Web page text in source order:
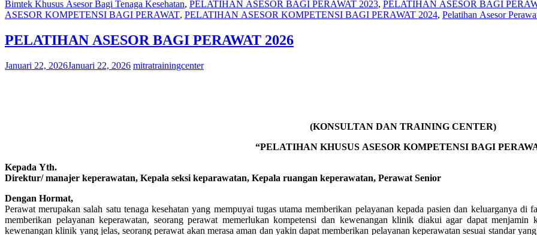
Bimtek Khusus Asesor Bagi Tenaga Kesehatan, PELATIHAN ASESOR BAGI PERAWAT 2023, PELATIHAN ASESOR BAGI
ASESOR KOMPETENSI BAGI PERAWAT, PELATIHAN ASESOR KOMPETENSI BAGI PERAWAT 2024, Pelatihan Asesor
PELATIHAN ASESOR BAGI PERAWAT 2026
Januari 22, 2026Januari 22, 2026 mitratrainingcenter
(KONSULTAN DAN TRAINING CENTER)
“PELATIHAN KHUSUS ASESOR KOMPETENSI BAGI
Kepada Yth.
Direktur/ manajer keperawatan, Kepala seksi keparawatan, Kepala ruangan keperawatan, Perawat Senior
Dengan Hormat,
Perawat merupakan salah satu tenaga kesehatan yang mempuyai tugas utama memberikan pelayanan kepada pasien dan keluarganya
memberikan pelayanan keperawatan, seorang perawat memerlukan kompetensi dan kewenangan klinik diakui agar dapat menjamin
kewenangan klinik yang jelas, seorang perawat akan merasa aman dan yakin dapat memberikan pelayanan keperawatan sesuai standar